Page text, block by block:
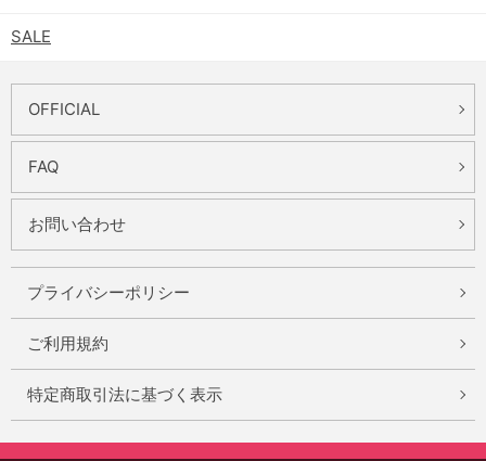
SALE
OFFICIAL
FAQ
お問い合わせ
プライバシーポリシー
ご利用規約
特定商取引法に基づく表示